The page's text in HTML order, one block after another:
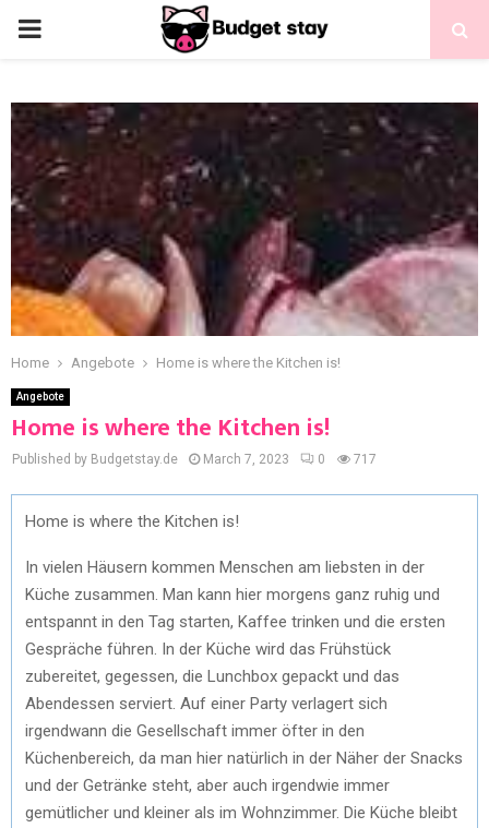
Home Angebote Home is where the Kitchen is!
Angebote
Home is where the Kitchen is!
Published by Budgetstay.de March 7, 2023 0 717
Home is where the Kitchen is!
In vielen Häusern kommen Menschen am liebsten in der
Küche zusammen. Man kann hier morgens ganz ruhig und
entspannt in den Tag starten, Kaffee trinken und die ersten
Gespräche führen. In der Küche wird das Frühstück
zubereitet, gegessen, die Lunchbox gepackt und das
Abendessen serviert. Auf einer Party verlagert sich
irgendwann die Gesellschaft immer öfter in den
Küchenbereich, da man hier natürlich in der Näher der Snacks
und der Getränke steht, aber auch irgendwie immer
gemütlicher und kleiner als im Wohnzimmer. Die Küche bleibt